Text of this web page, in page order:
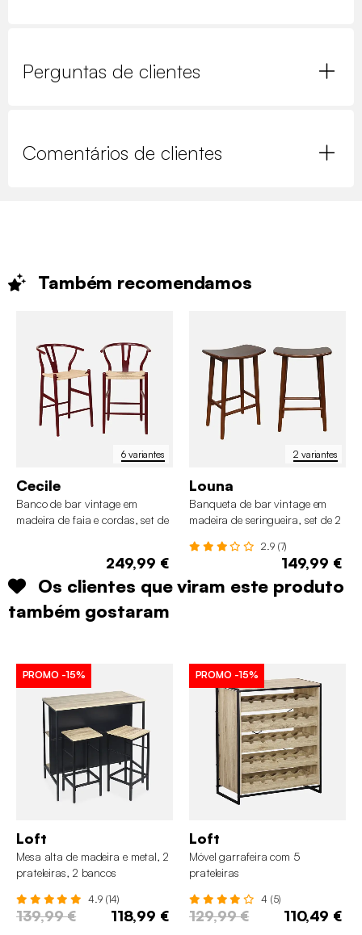
Perguntas de clientes
Comentários de clientes
Também recomendamos
6 variantes
Cecile
Banco de bar vintage em
madeira de faia e cordas, set de
249,99 €
2 variantes
Louna
Banqueta de bar vintage em
madeira de seringueira, set de 2
2.9 (7)
149,99 €
Os clientes que viram este produto
também gostaram
PROMO -15%
Loft
Mesa alta de madeira e metal, 2
prateleiras, 2 bancos
4.9 (14)
139,99 € 118,99 €
PROMO -15%
Loft
Móvel garrafeira com 5
prateleiras
4 (5)
129,99 € 110,49 €